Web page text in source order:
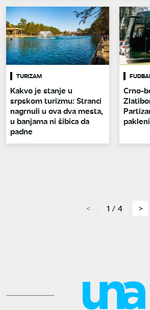
TURIZAM
Kakvo je stanje u
srpskom turizmu: Stranci
nagrnuli u ova dva mesta,
u banjama ni šibica da
padne
Crno-
page1 / 4 page